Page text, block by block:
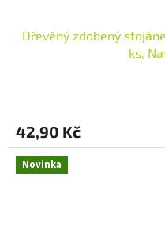
Dřevěný zdobený
ks,
42,90 Kč
Novinka